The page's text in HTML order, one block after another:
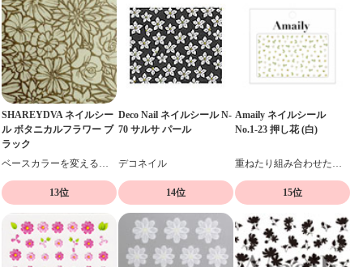
SHAREYDVA ネイルシー
ル ボタニカルフラワー ブ
ラック
Deco Nail ネイルシール N-
70 サルサ パール
デコネイル
Amaily ネイルシール
No.1-23 押し花 (白)
13位 14位 15位